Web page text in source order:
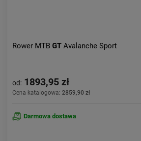
Rower MTB GT Avalanche Sport
od: 1893,95 zł
Cena katalogowa: 2859,90 zł
Darmowa dostawa